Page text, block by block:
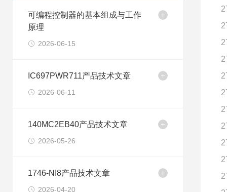
可编程控制器的基本组成与工作
原理
2026-06-15
IC697PWR711产品技术文章
2026-06-11
140MC2EB40产品技术文章
2026-05-26
1746-NI8产品技术文章
2026-04-20